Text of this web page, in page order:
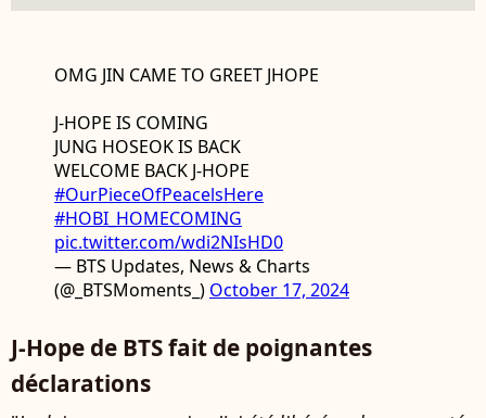
OMG JIN CAME TO GREET JHOPE
J-HOPE IS COMING
JUNG HOSEOK IS BACK
WELCOME BACK J-HOPE
#OurPieceOfPeacelsHere
#HOBI_HOMECOMING
pic.twitter.com/wdi2NIsHD0
— BTS Updates, News & Charts
(@_BTSMoments_) October 17, 2024
J-Hope de BTS fait de poignantes
déclarations